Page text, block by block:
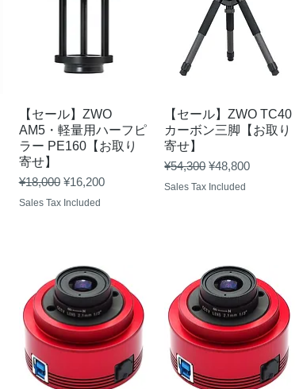
Quick View
【セール】ZWO
AM5・軽量用ハーフピ
ラー PE160【お取り
寄せ】
Regular Price
¥18,000 Sale Price
¥16,200
Sales Tax Included
Quick View
【セール】ZWO TC40
カーボン三脚【お取り
寄せ】
Regular Price
¥54,300 Sale Price
¥48,800
Sales Tax Included